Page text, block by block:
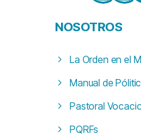
NOSOTROS
La Orden en el
Manual de
Pastoral
PQRFs